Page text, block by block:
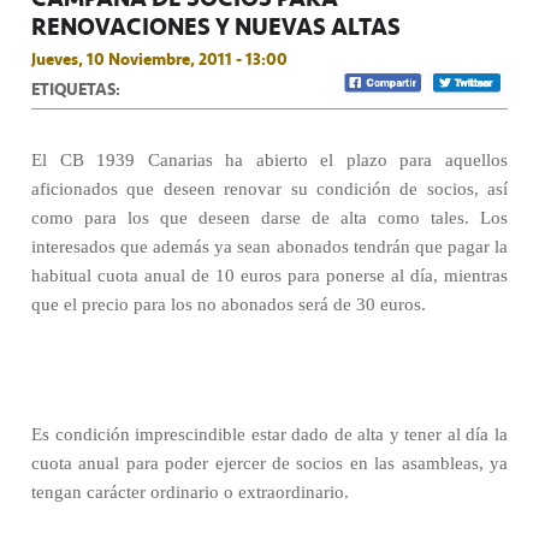
RENOVACIONES Y NUEVAS ALTAS
Jueves, 10 Noviembre, 2011 - 13:00
ETIQUETAS:
El CB 1939 Canarias ha abierto el plazo para aquellos
aficionados que deseen renovar su condición de socios, así
como para los que deseen darse de alta como tales. Los
interesados que además ya sean abonados tendrán que pagar la
habitual cuota anual de 10 euros para ponerse al día, mientras
que el precio para los no abonados será de 30 euros.
Es condición imprescindible estar dado de alta y tener al día la
cuota anual para poder ejercer de socios en las asambleas, ya
tengan carácter ordinario o extraordinario.